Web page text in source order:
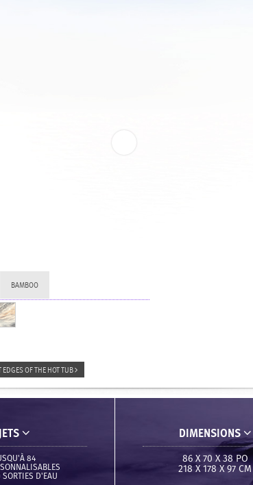
BAMBOO
OF THE HOT TUB
JETS
84
SORTIES D'EAU
DIMENSIONS
86 X 70 X 38 PO
218 X 178 X 97 CM